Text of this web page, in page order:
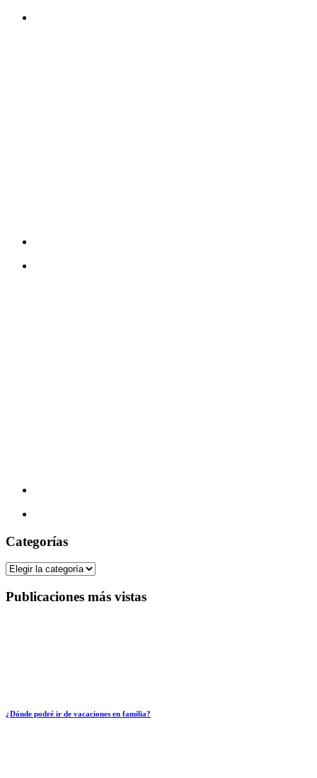
Categorías
Categorías
Publicaciones más vistas
¿Dónde podré ir de vacaciones en familia?